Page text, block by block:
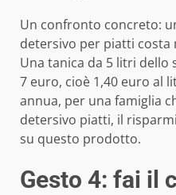
Un confronto concreto:
detersivo per piatti costa
Una tanica da 5 litri
7 euro, cioè 1,40 euro al
annua, per una famiglia
detersivo piatti, il
su questo prodotto.
Gesto 4: fai il